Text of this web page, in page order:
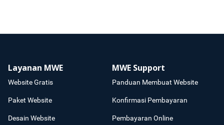
Layanan MWE
Website Gratis
Paket Website
Desain Website
MWE Support
Panduan Membuat Website
Konfirmasi Pembayaran
Pembayaran Online